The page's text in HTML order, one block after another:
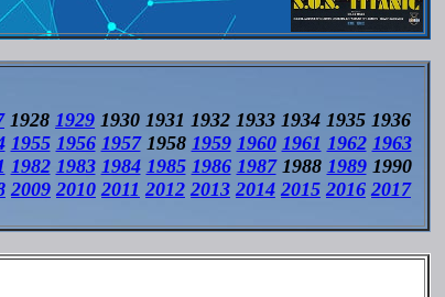
1928 1929 1930 1931 1932 1933 1934 1935 1936
1955 1956 19571958 1959 1960 1961 1962 1963
1982 1983 1984 1985 1986 19871988 19891990
2009 2010 2011 2012 2013 2014 2015 2016 2017